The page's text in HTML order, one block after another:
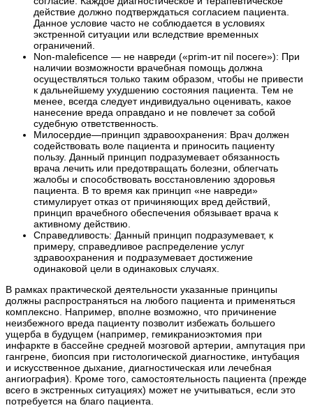
действие должно подтверждаться согласием пациента.
Данное условие часто не соблюдается в условиях
экстренной ситуации или вследствие временных
ограничений.
Non-maleficence — не навреди («prim-ит nil посеге»): При
наличии возможности врачебная помощь должна
осуществляться только таким образом, чтобы не привести
к дальнейшему ухудшению состояния пациента. Тем не
менее, всегда следует индивидуально оценивать, какое
нанесение вреда оправдано и не повлечет за собой
судебную ответственность.
Милосердие—принцип здравоохранения: Врач должен
содействовать воле пациента и приносить пациенту
пользу. Данный принцип подразумевает обязанность
врача лечить или предотвращать болезни, облегчать
жалобы и способствовать восстановлению здоровья
пациента. В то время как принцип «не навреди»
стимулирует отказ от причиняющих вред действий,
принцип врачебного обеспечения обязывает врача к
активному действию.
Справедливость: Данный принцип подразумевает, к
примеру, справедливое распределение услуг
здравоохранения и подразумевает достижение
одинаковой цели в одинаковых случаях.
В рамках практической деятельности указанные принципы
должны распространяться на любого пациента и применяться
комплексно. Например, вполне возможно, что причинение
неизбежного вреда пациенту позволит избежать большего
ущерба в будущем (например, гемикраниоэктомия при
инфаркте в бассейне средней мозговой артерии, ампутация при
гангрене, биопсия при гистологической диагностике, интубация
и искусственное дыхание, диагностическая или лечебная
ангиография). Кроме того, самостоятельность пациента (прежде
всего в экстренных ситуациях) может не учитываться, если это
потребуется на благо пациента.